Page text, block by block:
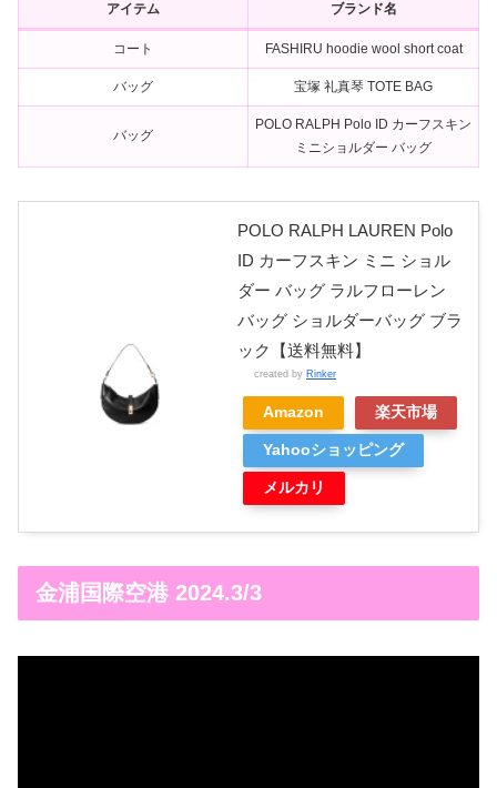
アイテム ブランド名
コート FASHIRU hoodie wool short coat
バッグ 宝塚 礼真琴 TOTE BAG
バッグ
POLO RALPH Polo ID カーフスキン
ミニショルダー バッグ
POLO RALPH LAUREN Polo
ID カーフスキン ミニ ショル
ダー バッグ ラルフローレン
バッグ ショルダーバッグ ブラ
ック【送料無料】
created by Rinker
Amazon 楽天市場
Yahooショッピング
メルカリ
金浦国際空港 2024.3/3